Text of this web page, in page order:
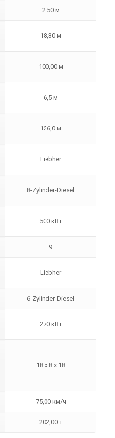
2,50 м
18,30 м
100,00 м
6,5 м
126,0 м
Liebher
8-Zylinder-Diesel
500 кВт
9
Liebher
6-Zylinder-Diesel
270 кВт
18 x 8 x 18
75,00 км/ч
202,00 т